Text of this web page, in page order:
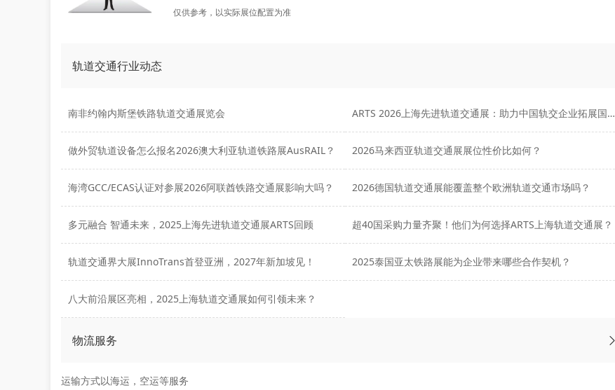
仅供参考，以实际展位配置为准
轨道交通行业动态
南非约翰内斯堡铁路轨道交通展览会 ARTS 2026上海先进轨道交通展：助力中国轨交企业拓展国际市场
做外贸轨道设备怎么报名2026澳大利亚轨道铁路展AusRAIL？ 2026马来西亚轨道交通展展位性价比如何？
海湾GCC/ECAS认证对参展2026阿联酋铁路交通展影响大吗？ 2026德国轨道交通展能覆盖整个欧洲轨道交通市场吗？
多元融合 智通未来，2025上海先进轨道交通展ARTS回顾 超40国采购力量齐聚！他们为何选择ARTS上海轨道交通展？
轨道交通界大展InnoTrans首登亚洲，2027年新加坡见！ 2025泰国亚太铁路展能为企业带来哪些合作契机？
八大前沿展区亮相，2025上海轨道交通展如何引领未来？
物流服务
运输方式以海运，空运等服务